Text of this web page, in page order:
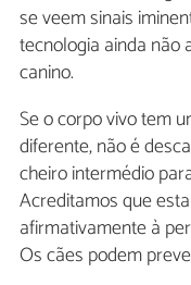
se veem sinais
tecnologia ainda não
canino.
Se o corpo vivo tem
diferente, não é
cheiro intermédio
Acreditamos que
afirmativamente à
Os cães podem